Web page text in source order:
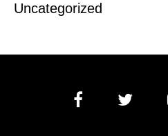
Uncategorized